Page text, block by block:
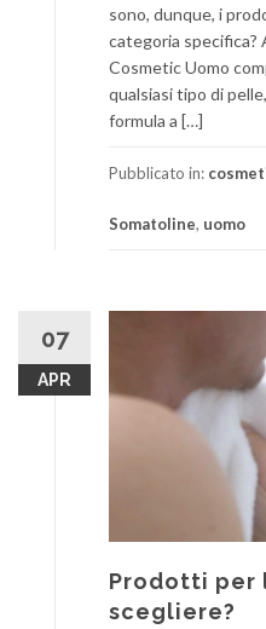
sono, dunque, i
categoria specifica?
Cosmetic Uomo
qualsiasi tipo di
formula a […]
Pubblicato in:
Somatoline, uomo
07
APR
Prodotti per
scegliere?